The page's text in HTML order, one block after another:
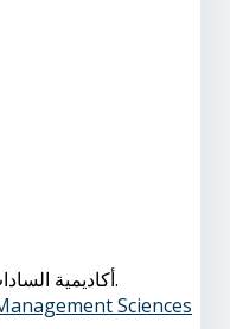
Sciences